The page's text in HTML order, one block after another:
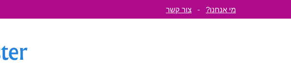
מי אנחנו? - צור קשר